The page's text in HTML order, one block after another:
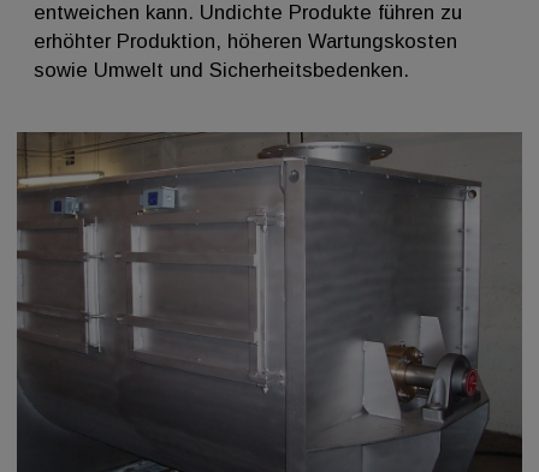
entweichen kann. Undichte Produkte führen zu
erhöhter Produktion, höheren Wartungskosten
sowie Umwelt und Sicherheitsbedenken.